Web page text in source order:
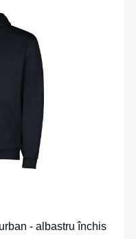
- albastru închis